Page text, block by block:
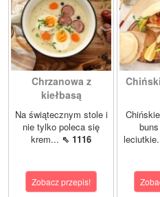
Chrzanowa z
kiełbasą
Na świątecznym stole i
nie tylko poleca się
krem... ⇖ 1116
Zobacz przepis!